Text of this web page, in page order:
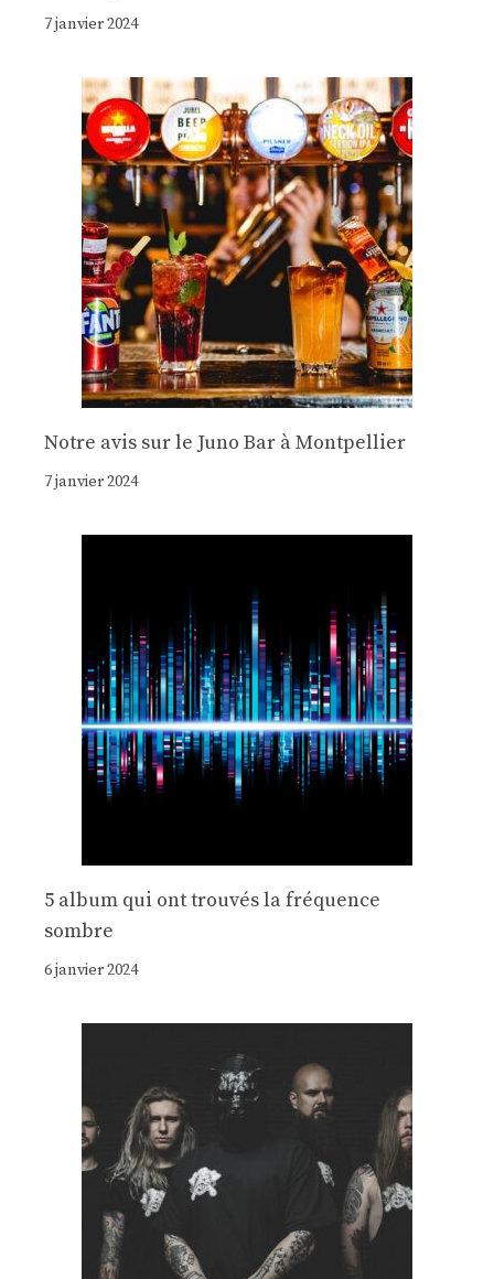
7 janvier 2024
Notre avis sur le Juno Bar à Montpellier
7 janvier 2024
5 album qui ont trouvés la fréquence
sombre
6 janvier 2024